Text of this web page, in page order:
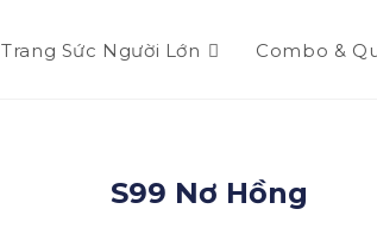
Trang Sức Người Lớn Combo &
S99 Nơ Hồng